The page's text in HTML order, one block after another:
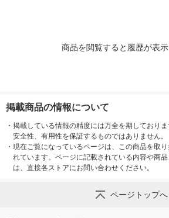
商品を閲覧すると履歴が表
掲載商品の情報について
・ 掲載している情報の精度には万全を期しておりま
安全性、有用性を保証するものではありません。
・ 現在ご覧になっているページは、この商品を取
れています。ページに記載されている内容や商
は、直接各ストアにお問い合わせください。
ページトップへ